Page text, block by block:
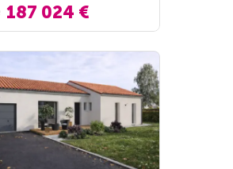
187 024 €